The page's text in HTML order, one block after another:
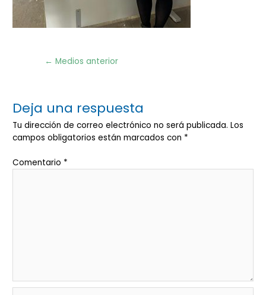
Navegación
← Medios anterior
Deja una respuesta
Tu dirección de correo electrónico no será publicada. Los
campos obligatorios están marcados con *
Comentario *